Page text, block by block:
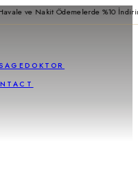
ve Nakit Ödemelerde %10 İndirim
DOKTOR